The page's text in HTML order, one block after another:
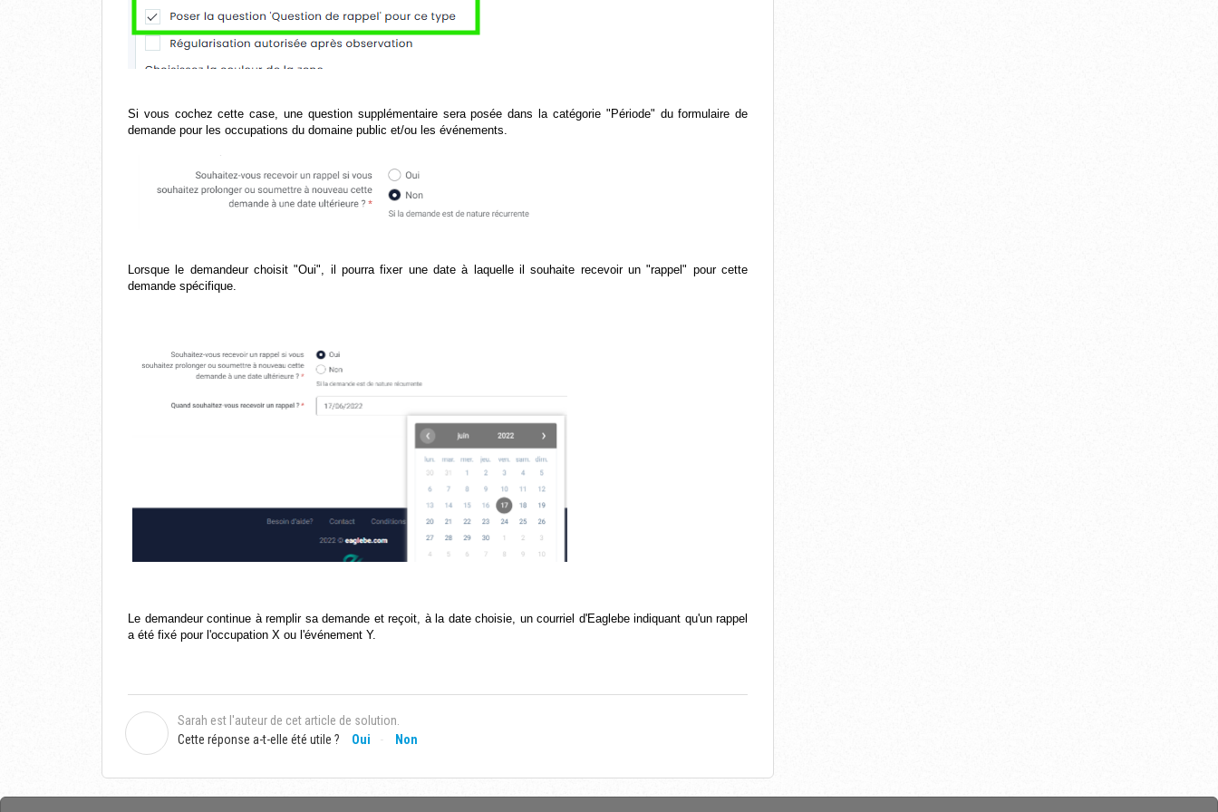
Si vous cochez cette case, une question supplémentaire sera posée dans la catégorie "Période" du formulaire de
demande pour les occupations du domaine public et/ou les événements.
Lorsque le demandeur choisit "Oui", il pourra fixer une date à laquelle il souhaite recevoir un "rappel" pour cette
demande spécifique.
Le demandeur continue à remplir sa demande et reçoit, à la date choisie, un courriel d'Eaglebe indiquant qu'un rappel
a été fixé pour l'occupation X ou l'événement Y.
Sarah est l'auteur de cet article de solution.
Cette réponse a-t-elle été utile ?
Oui Non